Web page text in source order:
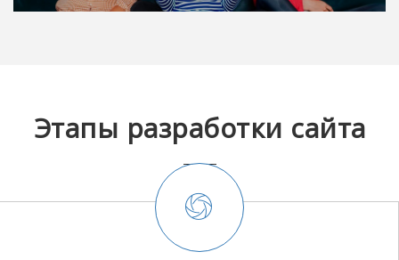
Этапы разработки сайта